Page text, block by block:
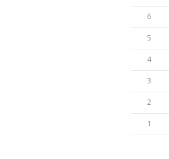
6
5
4
3
2
1